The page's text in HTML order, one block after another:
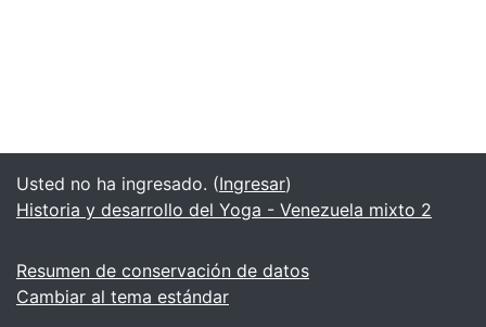
Usted no ha ingresado. (Ingresar)
Historia y desarrollo del Yoga - Venezuela mixto 2
Resumen de conservación de datos
Cambiar al tema estándar